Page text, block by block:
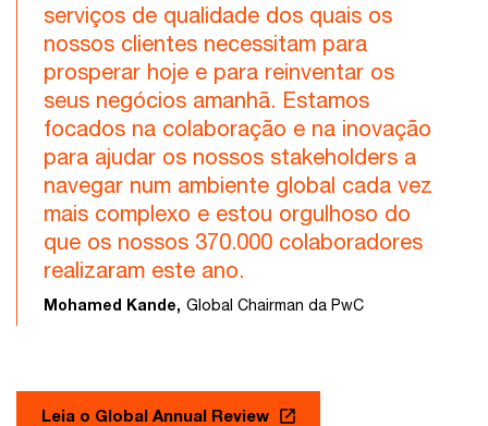
serviços de qualidade dos quais os
nossos clientes necessitam para
prosperar hoje e para reinventar os
seus negócios amanhã. Estamos
focados na colaboração e na inovação
para ajudar os nossos stakeholders a
navegar num ambiente global cada vez
mais complexo e estou orgulhoso do
que os nossos 370.000 colaboradores
realizaram este ano.
Mohamed Kande, Global Chairman da PwC
Leia o Global Annual Review